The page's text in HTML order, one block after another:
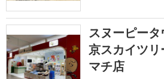
スヌーピー
京スカイツ
マチ店